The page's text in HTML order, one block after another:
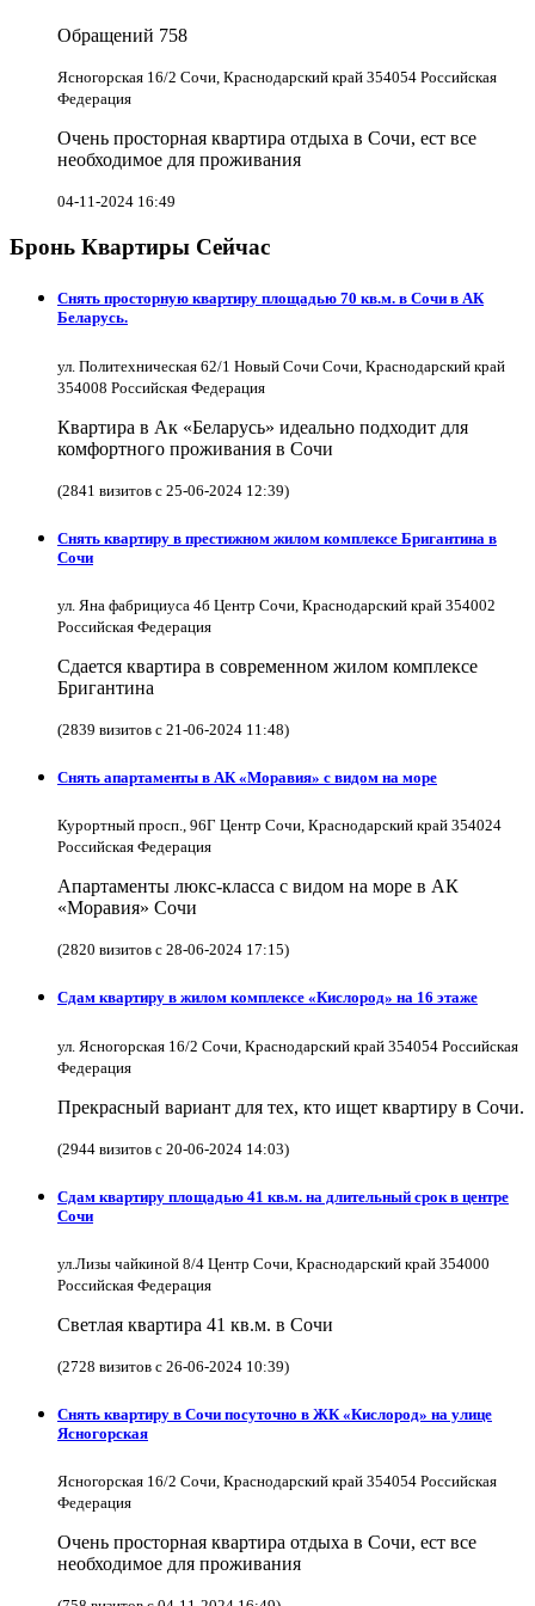
Обращений 758
Ясногорская 16/2 Сочи, Краснодарский край 354054 Российская
Федерация
Очень просторная квартира отдыха в Сочи, ест все
необходимое для проживания
04-11-2024 16:49
Бронь Квартиры Сейчас
Снять просторную квартиру площадью 70 кв.м. в Сочи в АК
Беларусь.
ул. Политехническая 62/1 Новый Сочи Сочи, Краснодарский край
354008 Российская Федерация
Квартира в Ак «Беларусь» идеально подходит для
комфортного проживания в Сочи
(2841 визитов с 25-06-2024 12:39)
Снять квартиру в престижном жилом комплексе Бригантина в
Сочи
ул. Яна фабрициуса 4б Центр Сочи, Краснодарский край 354002
Российская Федерация
Сдается квартира в современном жилом комплексе
Бригантина
(2839 визитов с 21-06-2024 11:48)
Снять апартаменты в АК «Моравия» с видом на море
Курортный просп., 96Г Центр Сочи, Краснодарский край 354024
Российская Федерация
Апартаменты люкс-класса с видом на море в АК
«Моравия» Сочи
(2820 визитов с 28-06-2024 17:15)
Сдам квартиру в жилом комплексе «Кислород» на 16 этаже
ул. Ясногорская 16/2 Сочи, Краснодарский край 354054 Российская
Федерация
Прекрасный вариант для тех, кто ищет квартиру в Сочи.
(2944 визитов с 20-06-2024 14:03)
Сдам квартиру площадью 41 кв.м. на длительный срок в центре
Сочи
ул.Лизы чайкиной 8/4 Центр Сочи, Краснодарский край 354000
Российская Федерация
Светлая квартира 41 кв.м. в Сочи
(2728 визитов с 26-06-2024 10:39)
Снять квартиру в Cочи посуточно в ЖК «Кислород» на улице
Ясногорская
Ясногорская 16/2 Сочи, Краснодарский край 354054 Российская
Федерация
Очень просторная квартира отдыха в Сочи, ест все
необходимое для проживания